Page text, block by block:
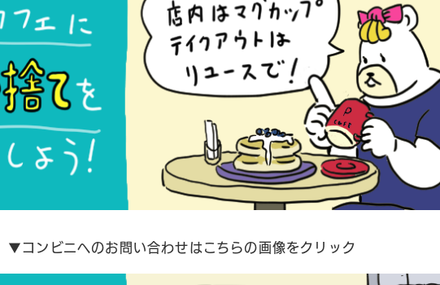
▼コンビニへのお問い合わせはこちらの画像をクリック